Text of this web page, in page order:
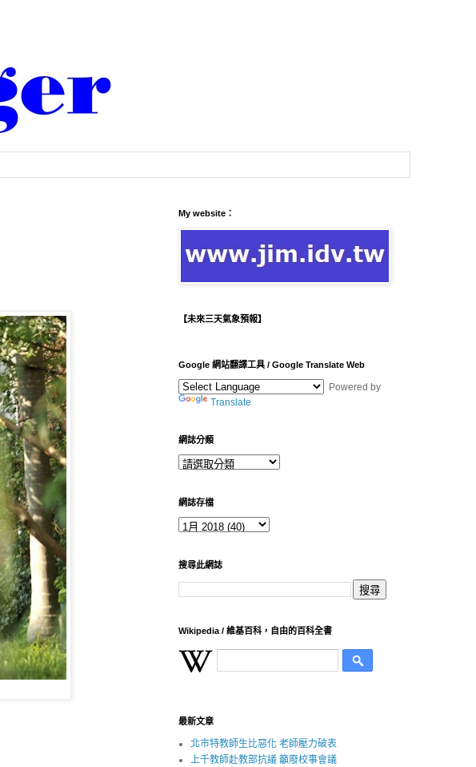
My website：
【未來三天氣象預報】
Google 網站翻譯工具 / Google Translate Web
Powered by
Translate
網誌分類
網誌存檔
搜尋此網誌
Wikipedia / 維基百科，自由的百科全書
最新文章
北市特教師生比惡化 老師壓力破表
上千教師赴教部抗議 籲廢校事會議